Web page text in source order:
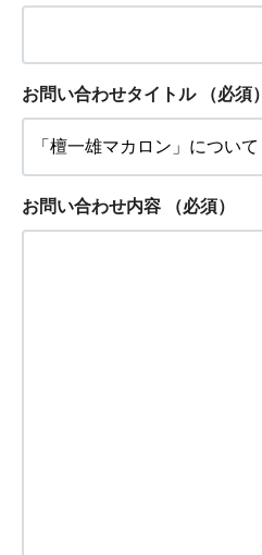
お問い合わせタイトル （必須）
お問い合わせ内容 （必須）